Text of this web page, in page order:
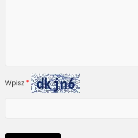
Wpisz